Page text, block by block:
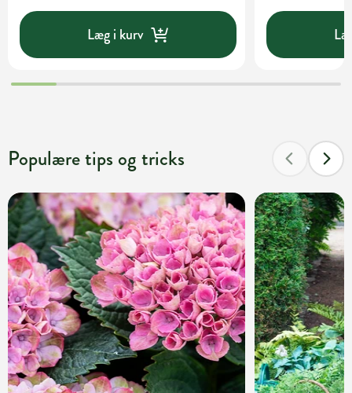
Læg i kurv
Populære tips og tricks